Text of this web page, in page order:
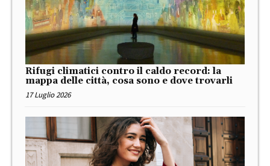
Rifugi climatici contro il caldo record: la
mappa delle città, cosa sono e dove trovarli
17 Luglio 2026